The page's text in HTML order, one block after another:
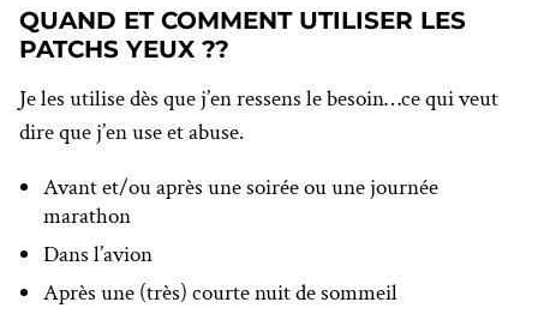
QUAND ET COMMENT UTILISER LES
PATCHS YEUX ??
Je les utilise dès que j’en ressens le besoin…ce qui veut
dire que j’en use et abuse.
Avant et/ou après une soirée ou une journée
marathon
Dans l’avion
Après une (très) courte nuit de sommeil